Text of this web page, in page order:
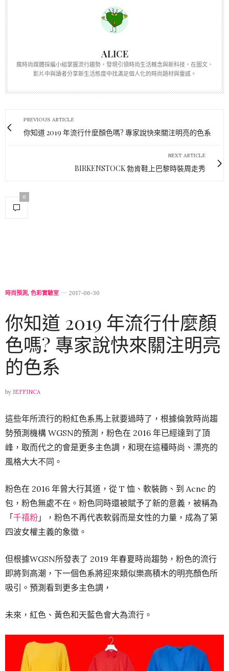
ALICE
瘋時尚媒體採編小組掌握流行趨勢，發現引領時尚生活概念與新科技，在圖文、
影片中與讀者分享新生活態度中找滿足個人化的時尚題材與靈感。
PREVIOUS ARTICLE
你知道 2019 年流行什麼顏色嗎? 專家說快來關注明亮的色系
NEXT ARTICLE
BIRKENSTOCK 勃肯鞋上巴黎時裝周走秀
0
時尚預測, 色彩實驗室 2017-06-30
你知道 2019 年流行什麼顏
色嗎? 專家說快來關注明亮
的色系
by JEFFINCA
這些年所流行的粉紅色系馬上就要過時了，根據倫敦時尚趨
勢預測機構 WGSN的預測，粉色在 2016 年已經達到了頂
峰，取而代之的會是更多主色調，和現在這種時尚、漂亮的
風格大大不同。
粉色在 2016 年曾大行其道，從 T 恤、軟裝飾、到 Acne 的
包，粉色無處不在。粉色同時還被賦予了新的意義，被稱為
「千禧粉 」，粉色不再代表軟弱而是女性的力量，成為了第
四波女權主義的象徵。
但根據WGSN所發表了 2019 年春夏時尚趨勢，粉色的流行
即將到高潮，下一個色系將迎來類似樂高積木的明亮顏色所
吸引。預測看到更多主色調，
未來，紅色、黃色和天藍色會大為流行。